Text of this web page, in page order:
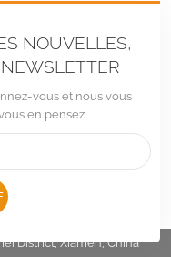
NOUVELLES,
vous et nous vous
en pensez.
District, Xiamen, China